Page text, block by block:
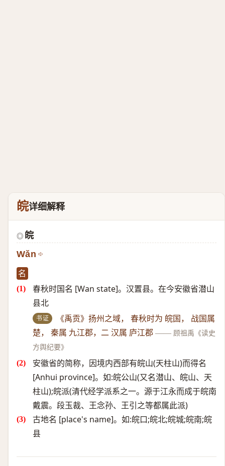
皖详细解释
◎ 皖
Wǎn
名
春秋时国名 [Wan state]。汉置县。在今安徽省潜山
县北
书证
《禹贡》扬州之域， 春秋时为 皖国， 战国属
楚， 秦属 九江郡，二 汉属 庐江郡 —— 顾祖禹《读史
方舆纪要》
安徽省的简称，因境内西部有皖山(天柱山)而得名
[Anhui province]。如:皖公山(又名潜山、皖山、天
柱山);皖派(清代经学派系之一。源于江永而成于皖南
戴震。段玉裁、王念孙、王引之等都属此派)
古地名 [place's name]。如:皖口;皖北;皖城;皖南;皖
县